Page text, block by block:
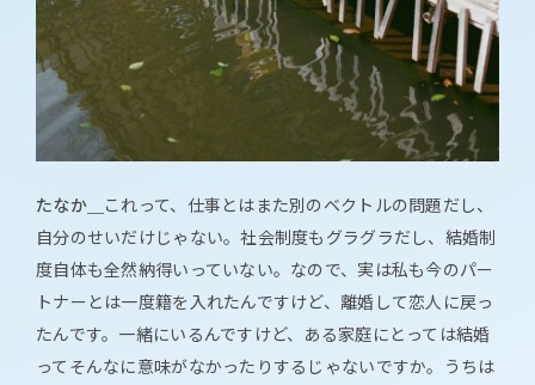
たなか＿ これって、仕事とはまた別のベクトルの問題だし、
自分のせいだけじゃない。社会制度もグラグラだし、結婚制
度自体も全然納得いっていない。なので、実は私も今のパー
トナーとは一度籍を入れたんですけど、離婚して恋人に戻っ
たんです。一緒にいるんですけど、ある家庭にとっては結婚
ってそんなに意味がなかったりするじゃないですか。うちは